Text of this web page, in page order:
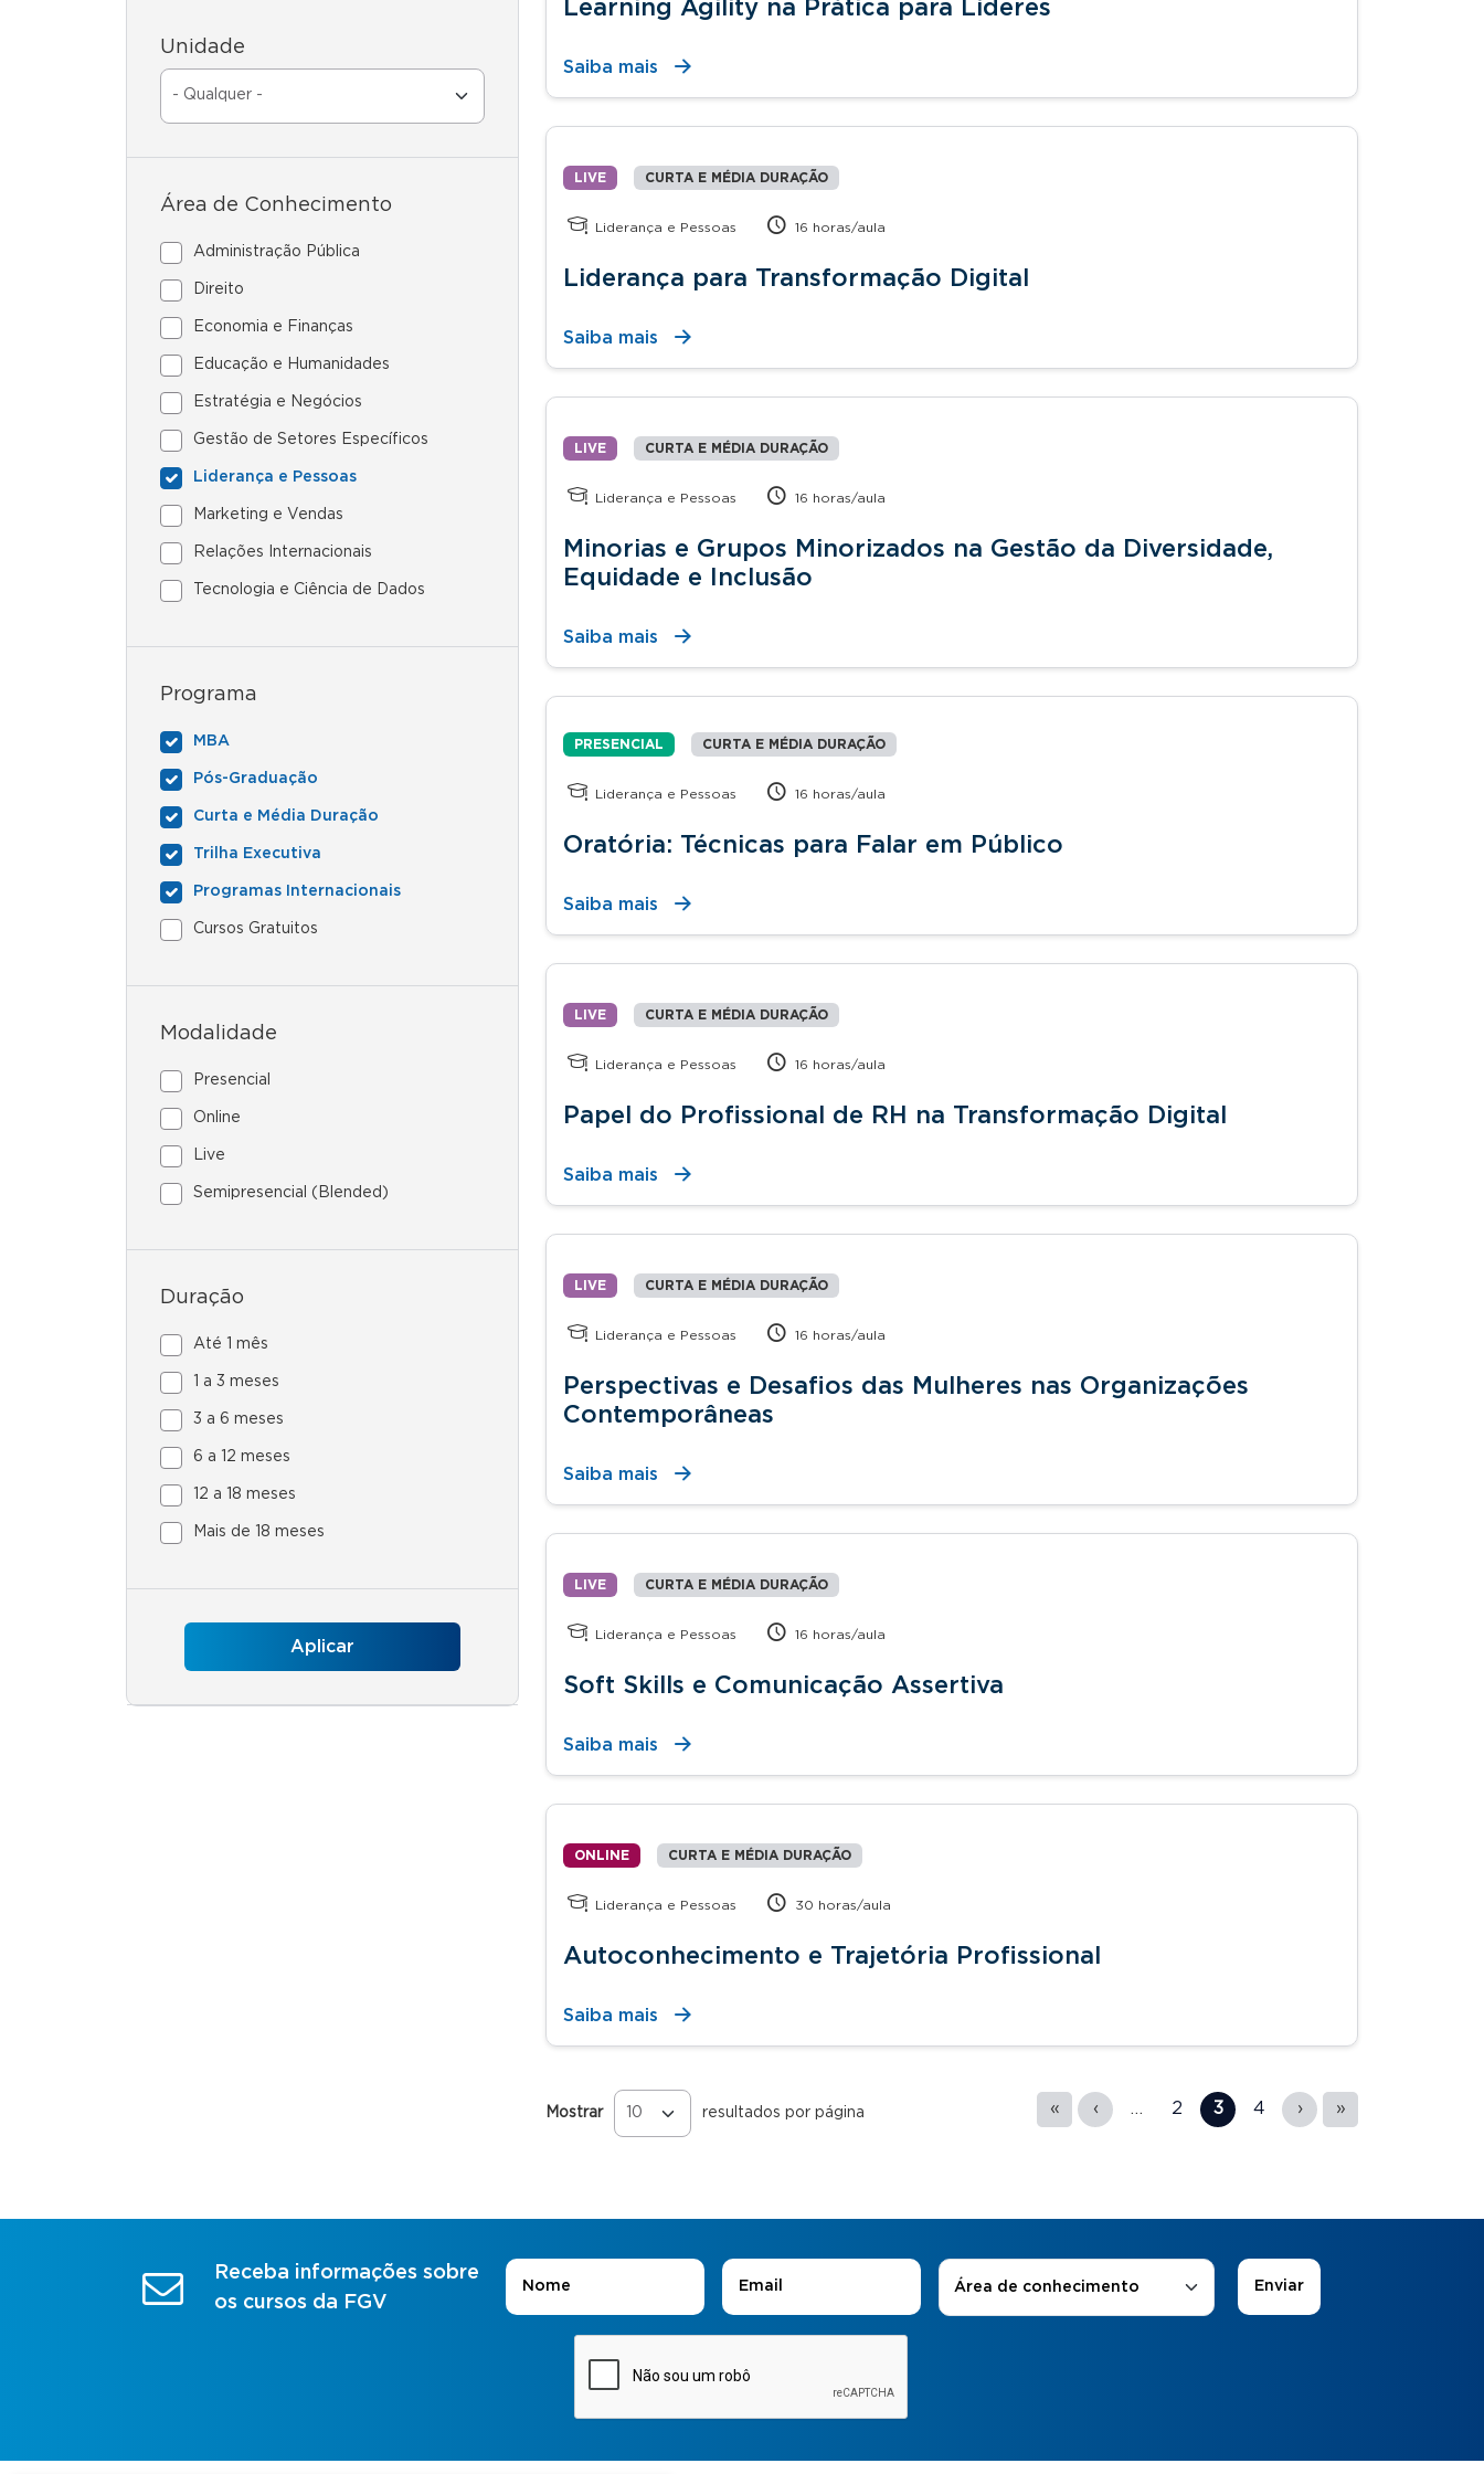
Unidade
Área de Conhecimento
Administração Pública
Direito
Economia e Finanças
Educação e Humanidades
Estratégia e Negócios
Gestão de Setores Específicos
Liderança e Pessoas
Marketing e Vendas
Relações Internacionais
Tecnologia e Ciência de Dados
Programa
MBA
Pós-Graduação
Curta e Média Duração
Trilha Executiva
Programas Internacionais
Cursos Gratuitos
Modalidade
Presencial
Online
Live
Semipresencial (Blended)
Duração
Até 1 mês
1 a 3 meses
3 a 6 meses
6 a 12 meses
12 a 18 meses
Mais de 18 meses
Learning Agility na Prática para Líderes
Saiba mais
LIVE CURTA E MÉDIA DURAÇÃO
Liderança e Pessoas 16 horas/aula
Liderança para Transformação Digital
Saiba mais
LIVE CURTA E MÉDIA DURAÇÃO
Liderança e Pessoas 16 horas/aula
Minorias e Grupos Minorizados na Gestão da Diversidade,
Equidade e Inclusão
Saiba mais
PRESENCIAL CURTA E MÉDIA DURAÇÃO
Liderança e Pessoas 16 horas/aula
Oratória: Técnicas para Falar em Público
Saiba mais
LIVE CURTA E MÉDIA DURAÇÃO
Liderança e Pessoas 16 horas/aula
Papel do Profissional de RH na Transformação Digital
Saiba mais
LIVE CURTA E MÉDIA DURAÇÃO
Liderança e Pessoas 16 horas/aula
Perspectivas e Desafios das Mulheres nas Organizações
Contemporâneas
Saiba mais
LIVE CURTA E MÉDIA DURAÇÃO
Liderança e Pessoas 16 horas/aula
Soft Skills e Comunicação Assertiva
Saiba mais
ONLINE CURTA E MÉDIA DURAÇÃO
Liderança e Pessoas 30 horas/aula
Autoconhecimento e Trajetória Profissional
Saiba mais
Mostrar resultados por página
Páginas
« ‹ … 2 3 4 › »
Receba informações sobre
os cursos da FGV
Nome E-mail Áreas de Interesse
Área de conhecimento